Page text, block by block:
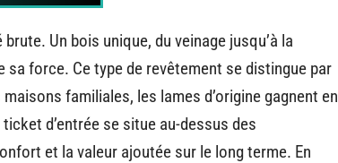
Un bois unique, du veinage jusqu’à la
force. Ce type de revêtement se distingue par
familiales, les lames d’origine gagnent en
d’entrée se situe au-dessus des
et la valeur ajoutée sur le long terme. En